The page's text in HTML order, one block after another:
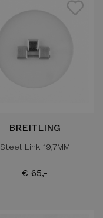
BREITLING
Steel Link 19,7MM
€ 65,-